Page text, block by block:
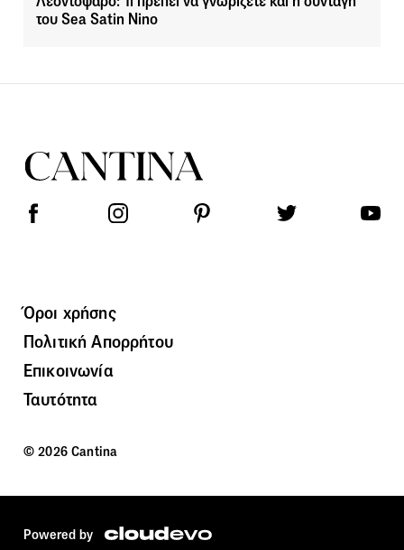
του Sea Satin Nino
Όροι χρήσης
Πολιτική Απορρήτου
Επικοινωνία
Ταυτότητα
© 2026 Cantina
Powered by